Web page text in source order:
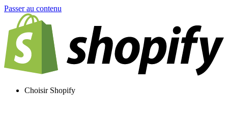
Passer au contenu
Choisir Shopify